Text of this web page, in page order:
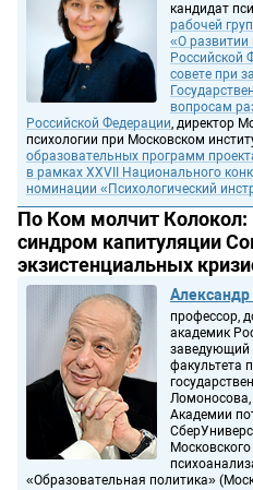
кандидат
рабочей
«О развитии
Российской
совете при
вопросам
Российской Федерации, директор
психологии при Московском
образовательных программ
в рамках XXVII Национального
номинации «Психологический
По Ком молчит Колокол:
синдром капитуляции
экзистенциальных
Александр
профессор,
академик
заведующий
факультета
Ломоносова,
Академии
«Образовательная политика»